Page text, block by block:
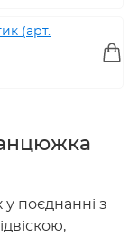
(арт.
поєднанні з